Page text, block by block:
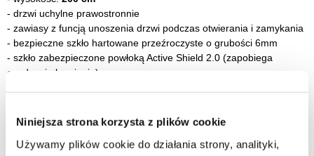
Niniejsza strona korzysta z plików cookie
Używamy plików cookie do działania strony, analityki,
- drzwi uchylne prawostronnie
- zawiasy z funcją unoszenia drzwi podczas otwierania i zamykania
- bezpieczne szkło hartowane przeźroczyste o grubości 6mm
- szkło zabezpieczone powłoką Active Shield 2.0 (zapobiega
osadzaniu kamienia)
brodziku
montaż z listwą progową lub bez
- listwa progowa jest elementem pomocnym w zachowaniu lepszej